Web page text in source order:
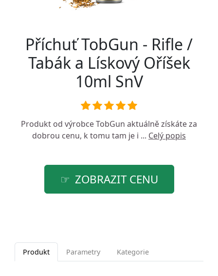
Příchuť TobGun - Rifle /
Tabák a Lískový Oříšek
10ml SnV
Produkt od výrobceTobGun aktuálně získáte za
dobrou cenu, k tomu tam je i ... Celý popis
ZOBRAZIT CENU
Produkt Parametry Kategorie